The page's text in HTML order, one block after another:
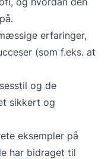
erfaringer,
(som f.eks. at
og de
sikkert og
eksempler på
har bidraget til